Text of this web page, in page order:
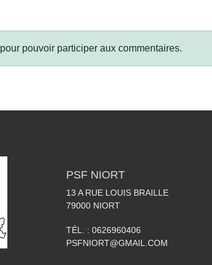
pour pouvoir participer aux commentaires.
PSF NIORT
13 A RUE LOUIS BRAILLE
79000 NIORT
TÉL. : 0626960406
PSFNIORT@GMAIL.COM